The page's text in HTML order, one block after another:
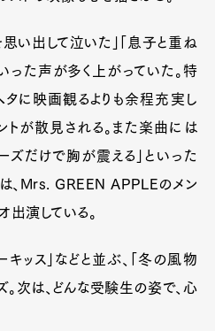
い出して泣いた」「息子と重ね
った声が多く上がっていた。特
タに映画観るよりも余程充実し
トが散見される。また楽曲には
ーズだけで胸が震える」といった
、Mrs. GREEN APPLEのメン
出演している。
キッス」などと並ぶ、「冬の風物
。次は、どんな受験生の姿で、心